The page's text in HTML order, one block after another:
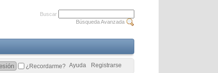
Buscar
Búsqueda Avanzada
Registrarse
Ayuda
¿Recordarme?